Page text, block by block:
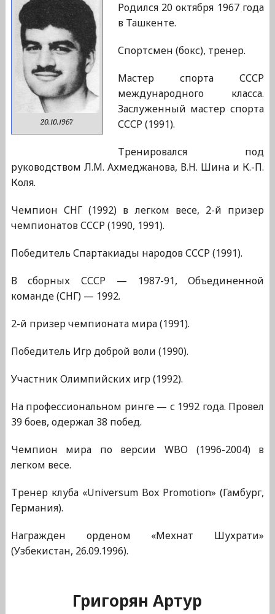
20.10.1967
Родился 20 октября 1967 года
в Ташкенте.
Спортсмен (бокс), тренер.
Мастер спорта СССР
международного класса.
Заслуженный мастер спорта
СССР (1991).
Тренировался под
руководством Л.М. Ахмеджанова, В.Н. Шина и К.-П.
Коля.
Чемпион СНГ (1992) в легком весе, 2-й призер
чемпионатов СССР (1990, 1991).
Победитель Спартакиады народов СССР (1991).
В сборных СССР — 1987-91, Объединенной
команде (СНГ) — 1992.
2-й призер чемпионата мира (1991).
Победитель Игр доброй воли (1990).
Участник Олимпийских игр (1992).
На профессиональном ринге — с 1992 года. Провел
39 боев, одержал 38 побед.
Чемпион мира по версии WBO (1996-2004) в
легком весе.
Тренер клуба «Universum Box Promotion» (Гамбург,
Германия).
Награжден орденом «Мехнат Шухрати»
(Узбекистан, 26.09.1996).
Григорян Артур